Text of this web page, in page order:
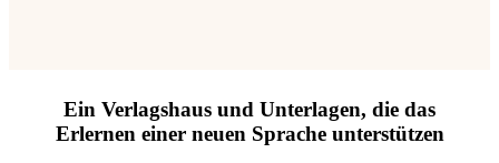
Ein Verlagshaus und Unterlagen, die das
Erlernen einer neuen Sprache unterstützen